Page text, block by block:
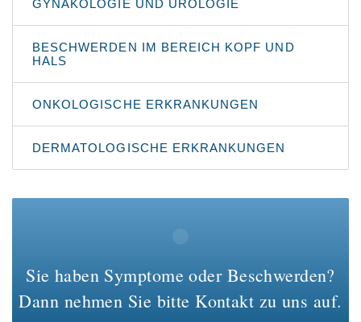
GYNÄKOLOGIE UND UROLOGIE
BESCHWERDEN IM BEREICH KOPF UND
HALS
ONKOLOGISCHE ERKRANKUNGEN
DERMATOLOGISCHE ERKRANKUNGEN
Sie haben Symptome oder Beschwerden?
Dann nehmen Sie bitte Kontakt zu uns auf.